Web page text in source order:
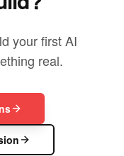
your first AI
real.